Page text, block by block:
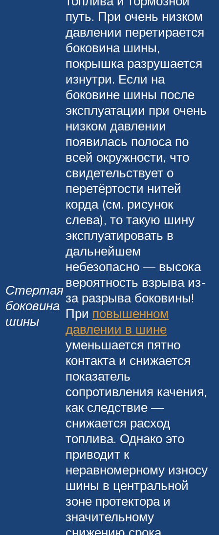
Стертая
боковина
шины
путь. При очень низком
давлении перетирается
боковина шины,
покрышка разрушается
изнутри. Если на
боковине шины после
эксплуатации при очень
низком давлении
появилась полоса по
всей окружности, что
свидетельствует о
перетёртости нитей
корда (см. рисунок
слева), то такую шину
эксплуатировать в
дальнейшем
небезопасно — высока
вероятность взрыва из-
за разрыва боковины!
При повышенном
давлении в шине
уменьшается пятно
контакта и снижается
показатель
сопротивления качения,
как следствие —
снижается расход
топлива. Однако это
приводит к
неравномерному износу
шины в центральной
зоне протектора и
значительному